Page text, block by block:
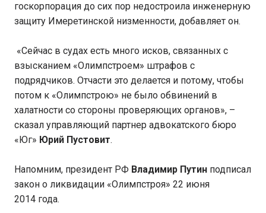
госкорпорация до сих пор недостроила инженерную
защиту Имеретинской низменности, добавляет он.
«Сейчас в судах есть много исков, связанных с
взысканием «Олимпстроем» штрафов с
подрядчиков. Отчасти это делается и потому, чтобы
потом к «Олимпстрою» не было обвинений в
халатности со стороны проверяющих органов», –
сказал управляющий партнер адвокатского бюро
«Юг» Юрий Пустовит.
Напомним, президент РФ Владимир Путин подписал
закон о ликвидации «Олимпстроя» 22 июня
2014 года.